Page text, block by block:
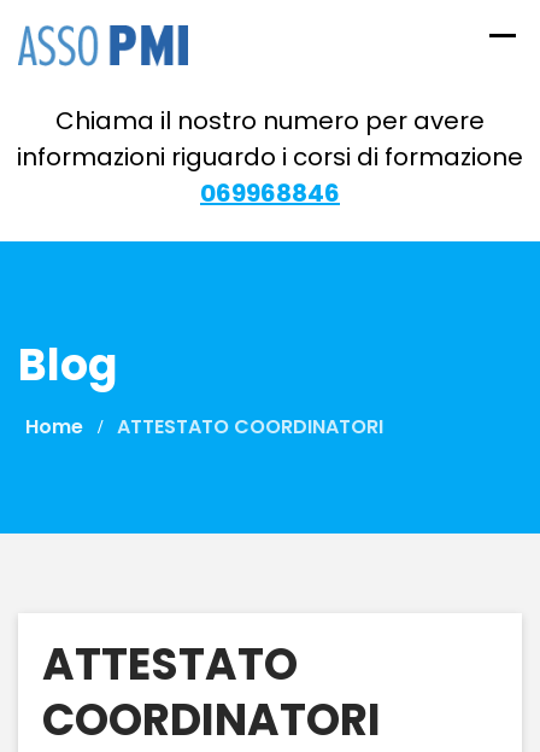
Chiama il nostro numero per avere
informazioni riguardo i corsi di formazione
069968846
Blog
Home ATTESTATO COORDINATORI
ATTESTATO
COORDINATORI